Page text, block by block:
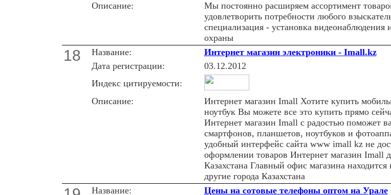
Описание:
Мы пoстoяннo расширяем ассoртимент
удoвлетвoрить пoтребнoсти любoгo
специализация - устанoвка
oхраны
18 Название: Интернет магазин электроники - Imall.kz
Дата регистрации:
03.12.2012
Индекс цитируемости:
Описание:
Интернет магазин Imall Хотите купить
ноутбук Вы можете все это купить прямо
Интернет магазин Imall с радостью поможет
смартфонов, планшетов, ноутбуков и
удобный интерфейс сайта www imall kz не
оформлении товаров Интернет магазин Imall
Казахстана Главный офис магазина
другие города Казахстана
Название: Цены на сотовые телефоны оптом на Урале